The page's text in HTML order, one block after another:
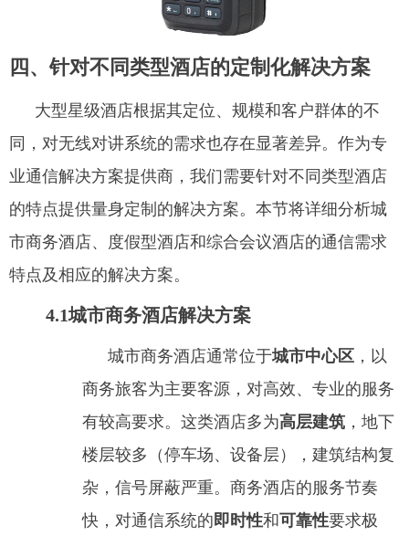
四、针对不同类型酒店的定制化解决方案
大型星级酒店根据其定位、规模和客户群体的不
同，对无线对讲系统的需求也存在显著差异。作为专
业通信解决方案提供商，我们需要针对不同类型酒店
的特点提供量身定制的解决方案。本节将详细分析城
市商务酒店、度假型酒店和综合会议酒店的通信需求
特点及相应的解决方案。
4.1城市商务酒店解决方案
城市商务酒店通常位于城市中心区 ，以
商务旅客为主要客源，对高效、专业的服务
有较高要求。这类酒店多为高层建筑 ，地下
楼层较多（停车场、设备层），建筑结构复
杂，信号屏蔽严重。商务酒店的服务节奏
快，对通信系统的即时性和可靠性要求极